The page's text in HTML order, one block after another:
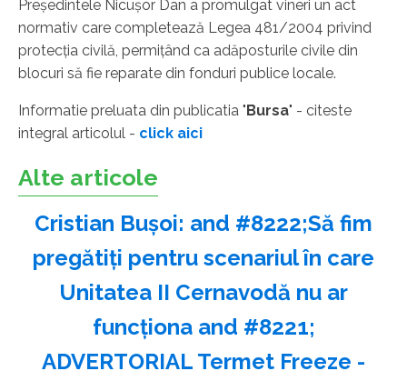
Preşedintele Nicuşor Dan a promulgat vineri un act
normativ care completează Legea 481/2004 privind
protecţia civilă, permiţând ca adăposturile civile din
blocuri să fie reparate din fonduri publice locale.
Informatie preluata din publicatia "Bursa" - citeste
integral articolul - click aici
Alte articole
Cristian Buşoi: and #8222;Să fim
pregătiţi pentru scenariul în care
Unitatea II Cernavodă nu ar
funcţiona and #8221;
ADVERTORIAL Termet Freeze -